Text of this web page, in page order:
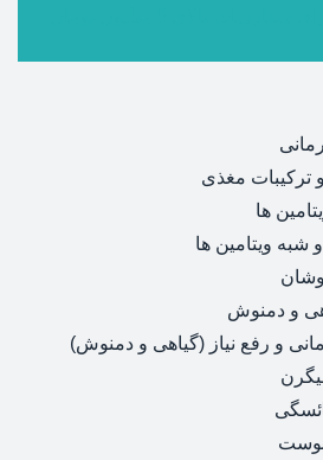
و ترکیبات مغذی
ها
شبه ویتامین ها
و دمنوش
و رفع نیاز (گیاهی و دمنوش)